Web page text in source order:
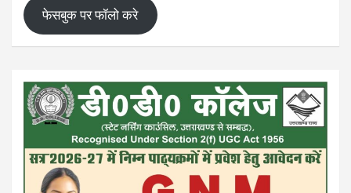
फेसबुक पर फॉलो करे